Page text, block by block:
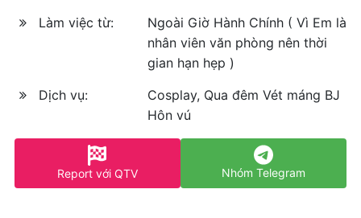
Làm việc từ:
Ngoài Giờ Hành Chính ( Vì Em là
nhân viên văn phòng nên thời
gian hạn hẹp )
Dịch vụ:
Cosplay, Qua đêm Vét máng BJ
Hôn vú
Report với QTV Nhóm Telegram